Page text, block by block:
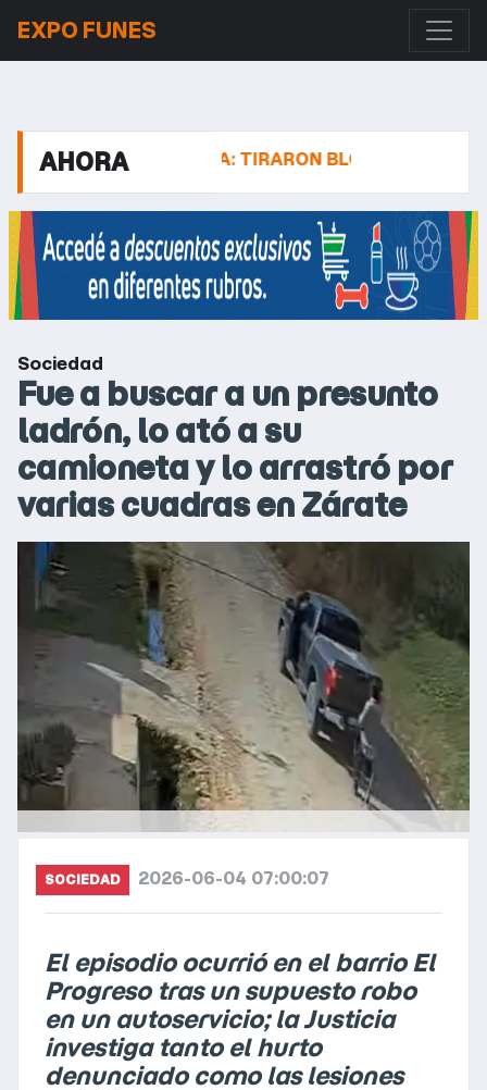
EXPO FUNES
AHORA
CÓRDOBA: TIRARON BLOQUES SOBRE LA
Sociedad
Fue a buscar a un presunto
ladrón, lo ató a su
camioneta y lo arrastró por
varias cuadras en Zárate
SOCIEDAD 2026-06-04 07:00:07
El episodio ocurrió en el barrio El
Progreso tras un supuesto robo
en un autoservicio; la Justicia
investiga tanto el hurto
denunciado como las lesiones